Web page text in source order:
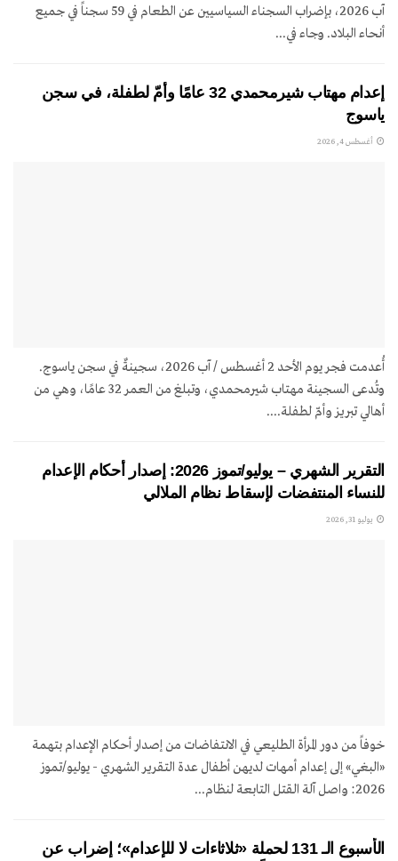
آب 2026، بإضراب السجناء السياسيين عن الطعام في 59 سجناً في جميع
أنحاء البلاد. وجاء في...
إعدام مهتاب شيرمحمدي 32 عامًا وأمّ لطفلة، في سجن
ياسوج
أغسطس 4, 2026
أُعدمت فجر يوم الأحد 2 أغسطس / آب 2026، سجينةٌ في سجن ياسوج.
وتُدعى السجينة مهتاب شيرمحمدي، وتبلغ من العمر 32 عامًا، وهي من
أهالي تبريز وأمّ لطفلة....
التقرير الشهري – يوليو/تموز 2026: إصدار أحكام الإعدام
للنساء المنتفضات لإسقاط نظام الملالي
يوليو 31, 2026
خوفاً من دور المرأة الطليعي في الانتفاضات من إصدار أحكام الإعدام بتهمة
«البغي» إلى إعدام أمهات لديهن أطفال عدة التقرير الشهري - يوليو/تموز
2026: واصل آلة القتل التابعة لنظام...
الأسبوع الـ 131 لحملة «ثلاثاءات لا للإعدام»؛ إضراب عن